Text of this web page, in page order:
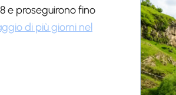
e proseguirono fino
di più giorni nel